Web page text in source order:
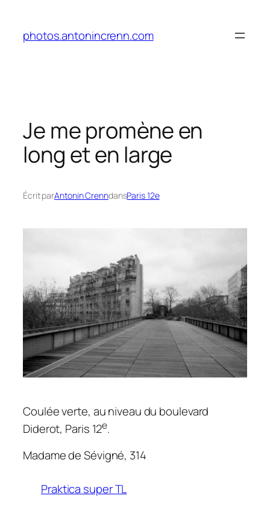
contenu
photos.antonincrenn.com
Je me promène en
long et en large
Écrit parAntonin CrenndansParis 12e
Coulée verte, au niveau du boulevard
Diderot, Paris 12e.
Madame de Sévigné, 314
Praktica super TL